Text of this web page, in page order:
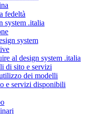
fedeltà
system .italia
system
al design system .italia
di sito e servizi
dei modelli
e servizi disponibili